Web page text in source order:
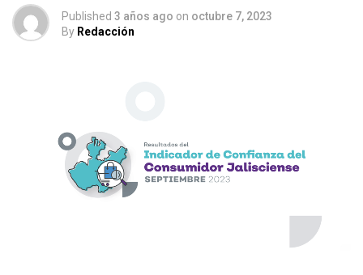
Published 3 años ago on octubre 7, 2023
By Redacción